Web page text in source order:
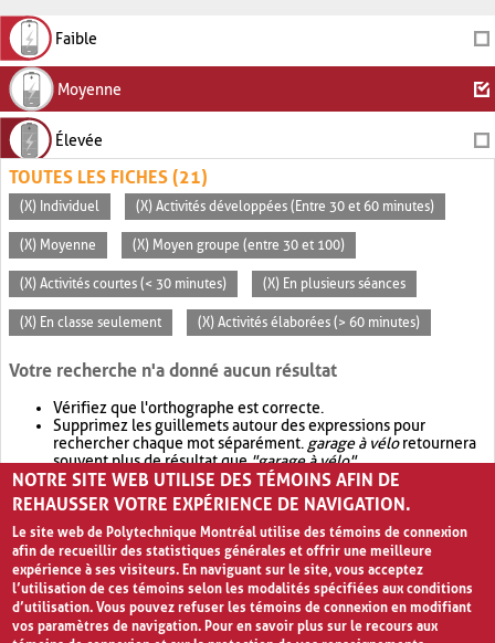
Faible
Moyenne
Élevée
TOUTES LES FICHES (21)
(X) Individuel (X) Activités développées (Entre 30 et 60 minutes)
(X) Moyenne (X) Moyen groupe (entre 30 et 100)
(X) Activités courtes (< 30 minutes) (X) En plusieurs séances
(X) En classe seulement (X) Activités élaborées (> 60 minutes)
Votre recherche n'a donné aucun résultat
Vérifiez que l'orthographe est correcte.
Supprimez les guillemets autour des expressions pour
rechercher chaque mot séparément. garage à véloretournera
souvent plus de résultat que"garage à vélo".
Envisagez d'élargir votre recherche avec OR.garage OR vélo
retournera souvent plus de résultat quegarage à vélo
NOTRE SITE WEB UTILISE DES TÉMOINS AFIN DE
REHAUSSER VOTRE EXPÉRIENCE DE NAVIGATION.
Le site web de Polytechnique Montréal utilise des témoins de connexion
afin de recueillir des statistiques générales et offrir une meilleure
expérience à ses visiteurs. En naviguant sur le site, vous acceptez
l’utilisation de ces témoins selon les modalités spécifiées aux conditions
d’utilisation. Vous pouvez refuser les témoins de connexion en modifiant
vos paramètres de navigation. Pour en savoir plus sur le recours aux